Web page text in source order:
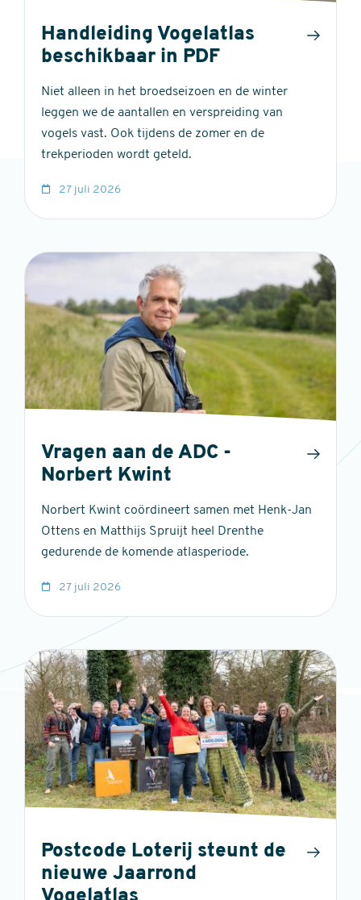
Handleiding Vogelatlas
beschikbaar in PDF
Niet alleen in het broedseizoen en de winter
leggen we de aantallen en verspreiding van
vogels vast. Ook tijdens de zomer en de
trekperioden wordt geteld.
27 juli 2026
Vragen aan de ADC -
Norbert Kwint
Norbert Kwint coördineert samen met Henk-Jan
Ottens en Matthijs Spruijt heel Drenthe
gedurende de komende atlasperiode.
27 juli 2026
Postcode Loterij steunt de
nieuwe Jaarrond